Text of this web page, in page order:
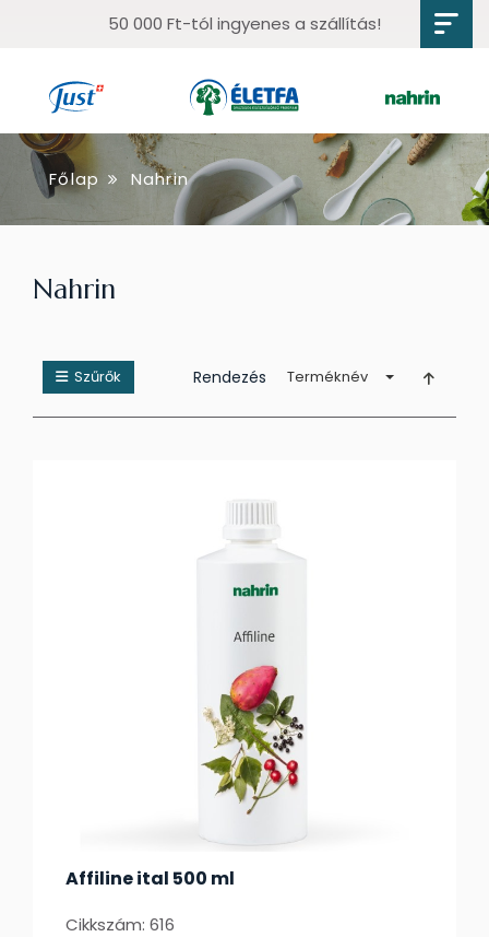
50 000 Ft-tól ingyenes a szállítás!
Főlap Nahrin
Nahrin
Szűrők Rendezés Terméknév
Affiline ital 500 ml
Cikkszám: 616